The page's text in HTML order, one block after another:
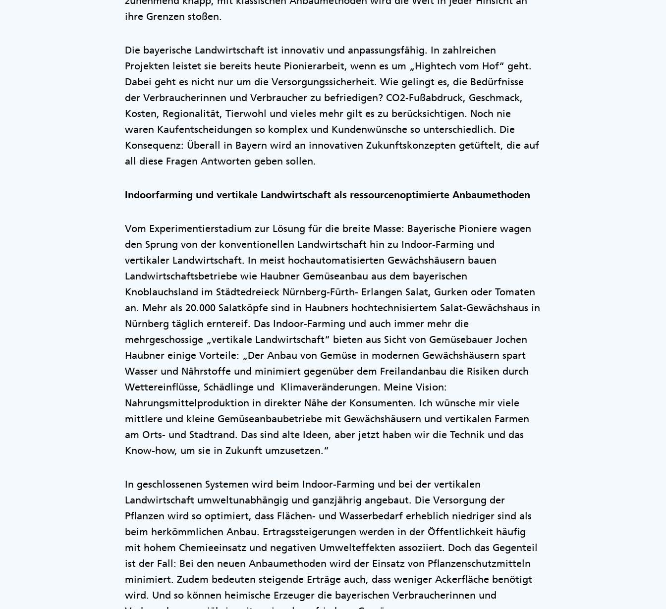
ihre Grenzen stoßen.
Die bayerische Landwirtschaft ist innovativ und anpassungsfähig. In zahlreichen
Projekten leistet sie bereits heute Pionierarbeit, wenn es um „Hightech vom Hof“ geht.
Dabei geht es nicht nur um die Versorgungssicherheit. Wie gelingt es, die Bedürfnisse
der Verbraucherinnen und Verbraucher zu befriedigen? CO2-Fußabdruck, Geschmack,
Kosten, Regionalität, Tierwohl und vieles mehr gilt es zu berücksichtigen. Noch nie
waren Kaufentscheidungen so komplex und Kundenwünsche so unterschiedlich. Die
Konsequenz: Überall in Bayern wird an innovativen Zukunftskonzepten getüftelt, die auf
all diese Fragen Antworten geben sollen.
Indoorfarming und vertikale Landwirtschaft als ressourcenoptimierte Anbaumethoden
Vom Experimentierstadium zur Lösung für die breite Masse: Bayerische Pioniere wagen
den Sprung von der konventionellen Landwirtschaft hin zu Indoor-Farming und
vertikaler Landwirtschaft. In meist hochautomatisierten Gewächshäusern bauen
Landwirtschaftsbetriebe wie Haubner Gemüseanbau aus dem bayerischen
Knoblauchsland im Städtedreieck Nürnberg-Fürth- Erlangen Salat, Gurken oder Tomaten
an. Mehr als 20.000 Salatköpfe sind in Haubners hochtechnisiertem Salat-Gewächshaus in
Nürnberg täglich erntereif. Das Indoor-Farming und auch immer mehr die
mehrgeschossige „vertikale Landwirtschaft“ bieten aus Sicht von Gemüsebauer Jochen
Haubner einige Vorteile: „Der Anbau von Gemüse in modernen Gewächshäusern spart
Wasser und Nährstoffe und minimiert gegenüber dem Freilandanbau die Risiken durch
Wettereinflüsse, Schädlinge und Klimaveränderungen. Meine Vision:
Nahrungsmittelproduktion in direkter Nähe der Konsumenten. Ich wünsche mir viele
mittlere und kleine Gemüseanbaubetriebe mit Gewächshäusern und vertikalen Farmen
am Orts- und Stadtrand. Das sind alte Ideen, aber jetzt haben wir die Technik und das
Know-how, um sie in Zukunft umzusetzen.“
In geschlossenen Systemen wird beim Indoor-Farming und bei der vertikalen
Landwirtschaft umweltunabhängig und ganzjährig angebaut. Die Versorgung der
Pflanzen wird so optimiert, dass Flächen- und Wasserbedarf erheblich niedriger sind als
beim herkömmlichen Anbau. Ertragssteigerungen werden in der Öffentlichkeit häufig
mit hohem Chemieeinsatz und negativen Umwelteffekten assoziiert. Doch das Gegenteil
ist der Fall: Bei den neuen Anbaumethoden wird der Einsatz von Pflanzenschutzmitteln
minimiert. Zudem bedeuten steigende Erträge auch, dass weniger Ackerfläche benötigt
wird. Und so können heimische Erzeuger die bayerischen Verbraucherinnen und